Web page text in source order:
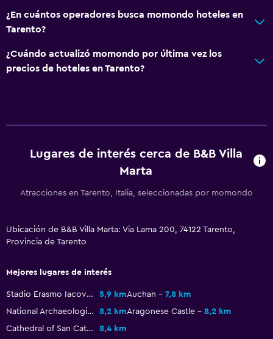
¿En cuántos operadores busca momondo hoteles en
Tarento?
¿Cuándo actualizó momondo por última vez los
precios de hoteles en Tarento?
Lugares de interés cerca de B&B Villa
Marta
Atracciones en Tarento, Italia, seleccionadas por momondo
Ubicación de B&B Villa Marta: Via Lama 200, 74122 Tarento,
Provincia de Tarento
Mejores lugares de interés
Stadio Erasmo Iacovone 5,9 kmAuchan
7,8 km
National Archaeological Museum of Taranto
8,2 kmAragonese Castle
8,2 km
Cathedral of San Cataldo
8,4 km